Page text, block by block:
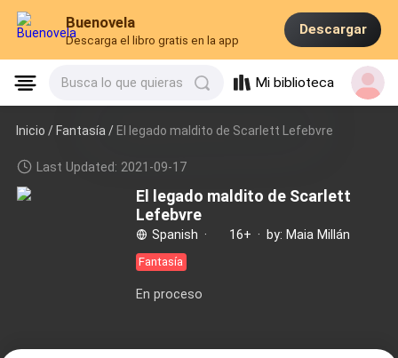
Buenovela
Descarga el libro gratis en la app
Descargar
Busca lo que quieras Mi biblioteca
Inicio /Fantasía / El legado maldito de Scarlett Lefebvre
Last Updated: 2021-09-17
El legado maldito de Scarlett
Lefebvre
Spanish · 16+ · by: Maia Millán
Fantasía
En proceso